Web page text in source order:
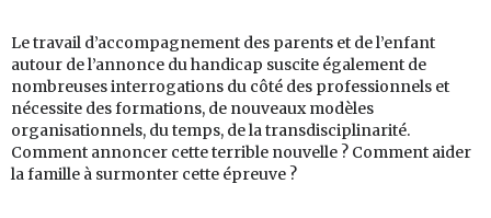
Le travail d’accompagnement des parents et de l’enfant
autour de l’annonce du handicap suscite également de
nombreuses interrogations du côté des professionnels et
nécessite des formations, de nouveaux modèles
organisationnels, du temps, de la transdisciplinarité.
Comment annoncer cette terrible nouvelle ? Comment aider
la famille à surmonter cette épreuve ?